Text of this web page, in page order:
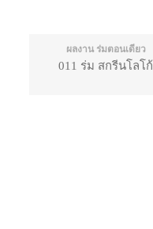
ผลงาน ร่มตอนเดียว
011 ร่ม สกรีนโลโก้